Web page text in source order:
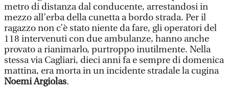
metro di distanza dal conducente, arrestandosi in
mezzo all’erba della cunetta a bordo strada. Per il
ragazzo non c’è stato niente da fare, gli operatori del
118 intervenuti con due ambulanze, hanno anche
provato a rianimarlo, purtroppo inutilmente. Nella
stessa via Cagliari, dieci anni fa e sempre di domenica
mattina, era morta in un incidente stradale la cugina
Noemi Argiolas.